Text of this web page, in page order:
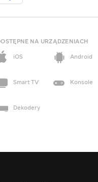
NA URZĄDZENIACH
iOS
Android
Smart TV Konsole
Dekodery